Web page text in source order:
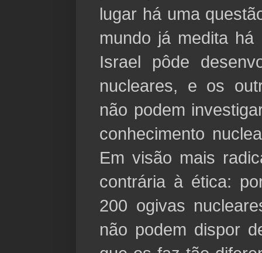
lugar há uma
mundo já medita
Israel pôde
nucleares, e os
não podem
conhecimento
Em visão mais
contrária à ética:
200 ogivas
não podem dispor